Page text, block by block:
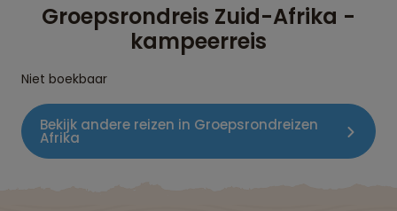
Groepsrondreis Zuid-Afrika -
kampeerreis
Niet boekbaar
Bekijk andere reizen in Groepsrondreizen
Afrika